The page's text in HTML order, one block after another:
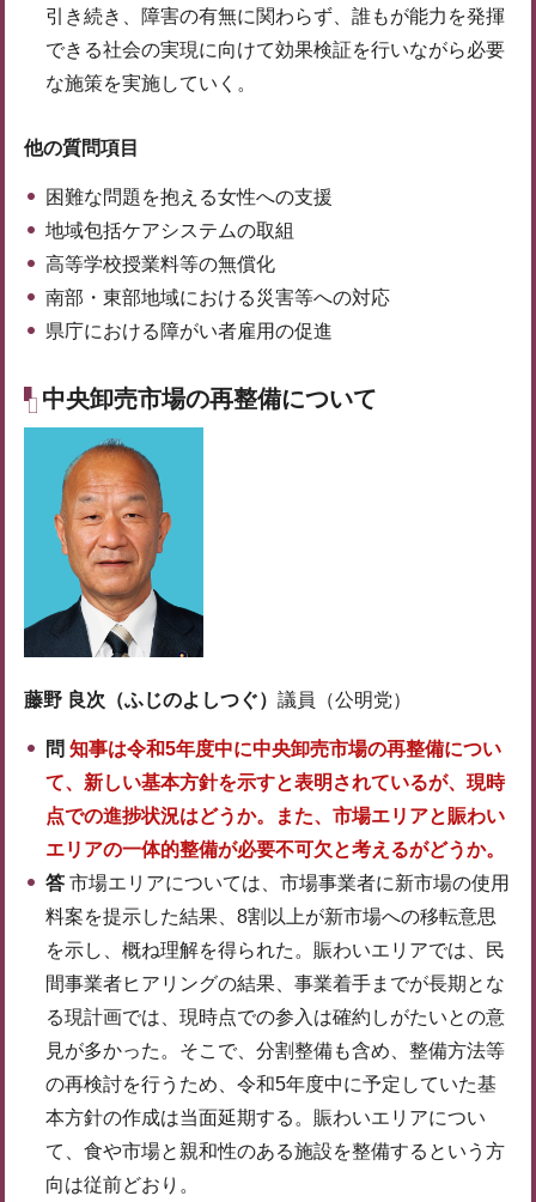
引き続き、障害の有無に関わらず、誰もが能力を発揮
できる社会の実現に向けて効果検証を行いながら必要
な施策を実施していく。
他の質問項目
困難な問題を抱える女性への支援
地域包括ケアシステムの取組
高等学校授業料等の無償化
南部・東部地域における災害等への対応
県庁における障がい者雇用の促進
中央卸売市場の再整備について
藤野 良次（ふじのよしつぐ） 議員（公明党）
問 知事は令和5年度中に中央卸売市場の再整備につい
て、新しい基本方針を示すと表明されているが、現時
点での進捗状況はどうか。また、市場エリアと賑わい
エリアの一体的整備が必要不可欠と考えるがどうか。
答 市場エリアについては、市場事業者に新市場の使用
料案を提示した結果、8割以上が新市場への移転意思
を示し、概ね理解を得られた。賑わいエリアでは、民
間事業者ヒアリングの結果、事業着手までが長期とな
る現計画では、現時点での参入は確約しがたいとの意
見が多かった。そこで、分割整備も含め、整備方法等
の再検討を行うため、令和5年度中に予定していた基
本方針の作成は当面延期する。賑わいエリアについ
て、食や市場と親和性のある施設を整備するという方
向は従前どおり。